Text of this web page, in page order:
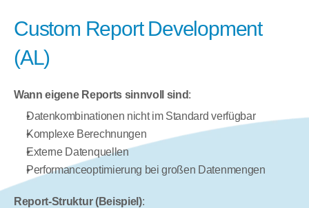
Custom Report Development
(AL)
Wann eigene Reports sinnvoll sind:
Datenkombinationen nicht im Standard verfügbar
Komplexe Berechnungen
Externe Datenquellen
Performanceoptimierung bei großen Datenmengen
Report-Struktur (Beispiel):